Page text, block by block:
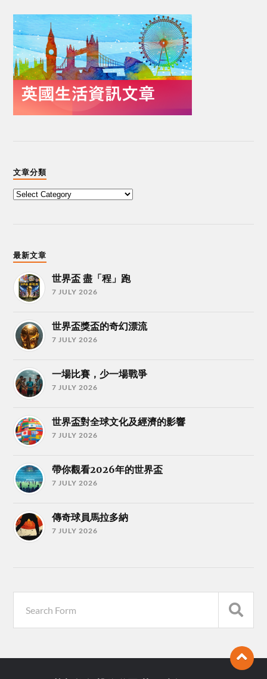
文章分類
最新文章
世界盃 盡「程」跑
7 JULY 2026
世界盃獎盃的奇幻漂流
7 JULY 2026
一場比賽，少一場戰爭
7 JULY 2026
世界盃對全球文化及經濟的影響
7 JULY 2026
帶你觀看2026年的世界盃
7 JULY 2026
傳奇球員馬拉多納
7 JULY 2026